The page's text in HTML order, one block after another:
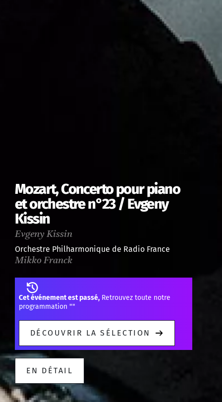
Mozart, Concerto pour piano
et orchestre n°23 / Evgeny
Kissin
Evgeny Kissin
Orchestre Philharmonique de Radio France
Mikko Franck
Cet événement est passé, Retrouvez toute notre
programmation ""
DÉCOUVRIR LA SÉLECTION
EN DÉTAIL